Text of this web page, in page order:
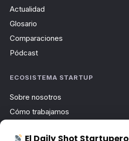
Actualidad
Glosario
Comparaciones
Pódcast
ECOSISTEMA STARTUP
Sobre nosotros
Cómo trabajamos
El Daily Shot Startupero